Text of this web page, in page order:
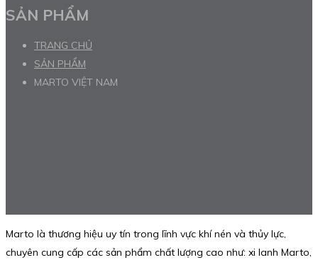
SẢN PHẨM
TRANG CHỦ
SẢN PHẨM
MARTO VIỆT NAM
Marto là thương hiệu uy tín trong lĩnh vực khí nén và thủy lực,
chuyên cung cấp các sản phẩm chất lượng cao như: xi lanh Marto,